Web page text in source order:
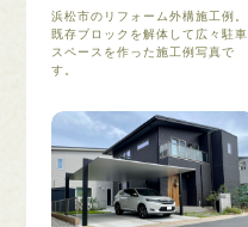
浜松市のリフォーム外構施工例。
既存ブロックを解体して広々駐車
スペースを作った施工例写真で
す。